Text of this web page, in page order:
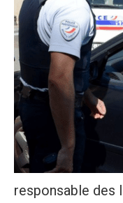
responsable des